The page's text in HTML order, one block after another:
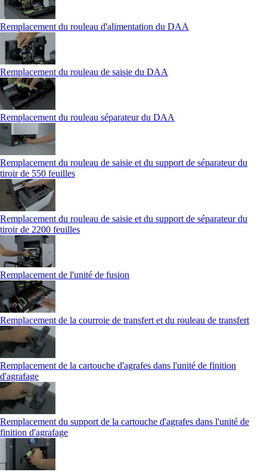
Remplacement du rouleau d'alimentation du DAA
Remplacement du rouleau de saisie du DAA
Remplacement du rouleau séparateur du DAA
Remplacement du rouleau de saisie et du support de séparateur du
tiroir de 550 feuilles
Remplacement du rouleau de saisie et du support de séparateur du
tiroir de 2200 feuilles
Remplacement de l'unité de fusion
Remplacement de la courroie de transfert et du rouleau de transfert
Remplacement de la cartouche d'agrafes dans l'unité de finition
d'agrafage
Remplacement du support de la cartouche d'agrafes dans l'unité de
finition d'agrafage